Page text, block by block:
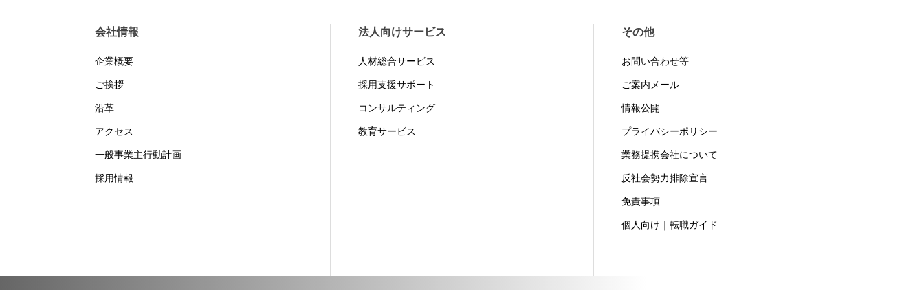
会社情報
企業概要
ご挨拶
沿革
アクセス
一般事業主行動計画
採用情報
法人向けサービス
人材総合サービス
採用支援サポート
コンサルティング
教育サービス
その他
お問い合わせ等
ご案内メール
情報公開
プライバシーポリシー
業務提携会社について
反社会勢力排除宣言
免責事項
個人向け｜転職ガイド